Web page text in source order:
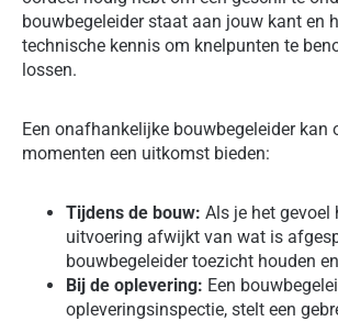
bouwbegeleider staat aan jouw kant en
technische kennis om knelpunten te
lossen.
Een onafhankelijke bouwbegeleider kan
momenten een uitkomst bieden:
Tijdens de bouw: Als je het gevoel
uitvoering afwijkt van wat is
bouwbegeleider toezicht houden
Bij de oplevering: Een
opleveringsinspectie, stelt een